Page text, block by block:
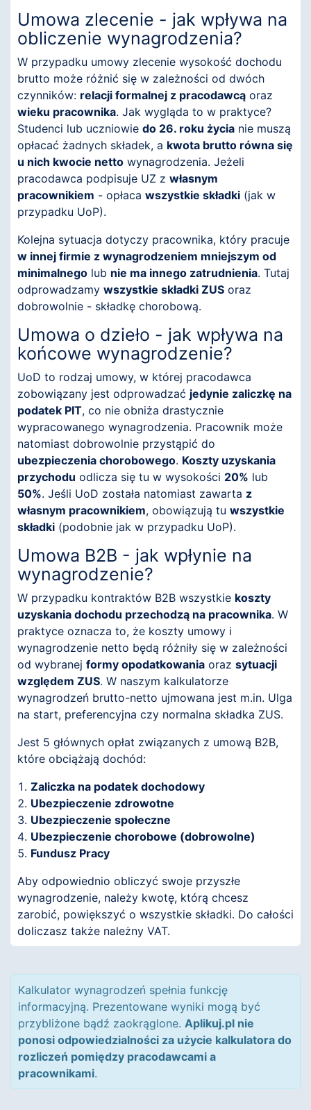
Umowa zlecenie - jak wpływa na
obliczenie wynagrodzenia?
W przypadku umowy zlecenie wysokość dochodu
brutto może różnić się w zależności od dwóch
czynników: relacji formalnej z pracodawcą oraz
wieku pracownika. Jak wygląda to w praktyce?
Studenci lub uczniowie do 26. roku życia nie muszą
opłacać żadnych składek, a kwota brutto równa się
u nich kwocie netto wynagrodzenia. Jeżeli
pracodawca podpisuje UZ z własnym
pracownikiem - opłaca wszystkie składki (jak w
przypadku UoP).
Kolejna sytuacja dotyczy pracownika, który pracuje
w innej firmie z wynagrodzeniem mniejszym od
minimalnego lub nie ma innego zatrudnienia. Tutaj
odprowadzamy wszystkie składki ZUS oraz
dobrowolnie - składkę chorobową.
Umowa o dzieło - jak wpływa na
końcowe wynagrodzenie?
UoD to rodzaj umowy, w której pracodawca
zobowiązany jest odprowadzać jedynie zaliczkę na
podatek PIT, co nie obniża drastycznie
wypracowanego wynagrodzenia. Pracownik może
natomiast dobrowolnie przystąpić do
ubezpieczenia chorobowego. Koszty uzyskania
przychodu odlicza się tu w wysokości 20% lub
50%. Jeśli UoD została natomiast zawarta z
własnym pracownikiem, obowiązują tu wszystkie
składki (podobnie jak w przypadku UoP).
Umowa B2B - jak wpłynie na
wynagrodzenie?
W przypadku kontraktów B2B wszystkie koszty
uzyskania dochodu przechodzą na pracownika. W
praktyce oznacza to, że koszty umowy i
wynagrodzenie netto będą różniły się w zależności
od wybranej formy opodatkowania oraz sytuacji
względem ZUS. W naszym kalkulatorze
wynagrodzeń brutto-netto ujmowana jest m.in. Ulga
na start, preferencyjna czy normalna składka ZUS.
Jest 5 głównych opłat związanych z umową B2B,
które obciążają dochód:
Zaliczka na podatek dochodowy
Ubezpieczenie zdrowotne
Ubezpieczenie społeczne
Ubezpieczenie chorobowe (dobrowolne)
Fundusz Pracy
Aby odpowiednio obliczyć swoje przyszłe
wynagrodzenie, należy kwotę, którą chcesz
zarobić, powiększyć o wszystkie składki. Do całości
doliczasz także należny VAT.
Kalkulator wynagrodzeń spełnia funkcję
informacyjną. Prezentowane wyniki mogą być
przybliżone bądź zaokrąglone. Aplikuj.pl nie
ponosi odpowiedzialności za użycie kalkulatora do
rozliczeń pomiędzy pracodawcami a
pracownikami.